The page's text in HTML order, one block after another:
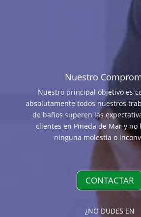
Nuestro
Nuestro principal objetivo es
absolutamente todos nuestros
de baños superen las
clientes en Pineda de Mar y no
ninguna molestia o
CONTACTAR
¿NO DUDES EN